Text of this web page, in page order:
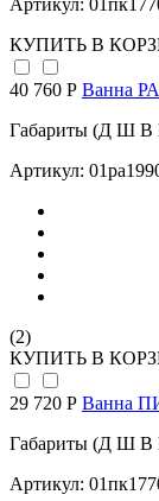
КУПИТЬ В
40 760 Р Ванна
Габариты (Д Ш В
Артикул:
(2)
КУПИТЬ В
29 720 Р Ванна
Габариты (Д Ш В
Артикул: